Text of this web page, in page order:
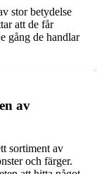
stor betydelse
att de får
gång de handlar
av
sortiment av
och färger.